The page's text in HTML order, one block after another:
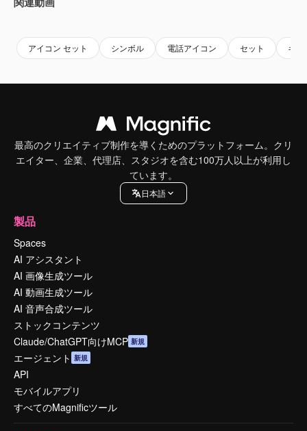
アイコン セット シンボル 電話アイコン セット キャ
最高のクリエイティブ制作を導くためのプラットフォーム。クリ
エイター、企業、代理店、スタジオを含む100万人以上が利用し
ています。
日本語
製品
Spaces
AI アシスタント
AI 画像生成ツール
AI 動画生成ツール
AI 音声合成ツール
ストックコンテンツ
Claude/ChatGPT向けMCP 新規
エージェント 新規
API
モバイルアプリ
すべてのMagnificツール